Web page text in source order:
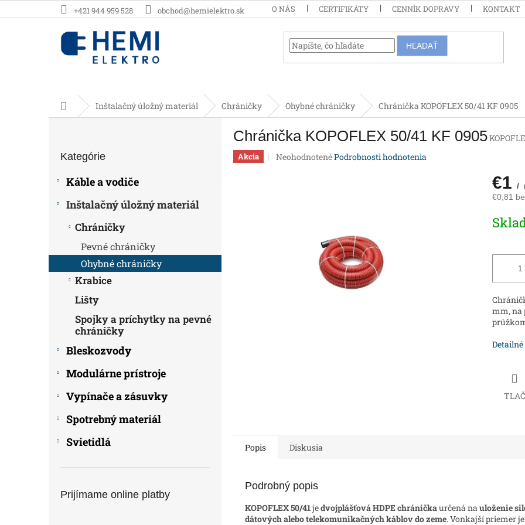
na
+421 944 959 528 obchod@hemielektro.sk O NÁS CERTIFIKÁTY CENNÍK DOPRAVY KONTAKT
HĽADAŤ
DomovInštalačný úložný materiál Chráničky Ohybné chráničky Chránička KOPOFLEX 50/41 KF 0905
kategórie
Kategórie
Káble a vodiče
Inštalačný úložný materiál
Chráničky
Pevné chráničky
Ohybné chráničky
Krabice
Lišty
Spojky a príchytky na pevné
chráničky
Bleskozvody
Modulárne prístroje
Vypínače a zásuvky
Spotrebný materiál
Svietidlá
Prijímame online platby
Chránička KOPOFLEX 50/41 KF 0905
Akcia
Priemerné
NeohodnotenéPodrobnosti hodnotenia
€1 /
€0,81
cena:
mm, na
TLAČ
Popis Diskusia
Podrobný popis
KOPOFLEX 50/41jedvojplášťová HDPE chráničkaurčená nauloženie
dátových alebo telekomunikačných káblov do zeme. Vonkajší priemer